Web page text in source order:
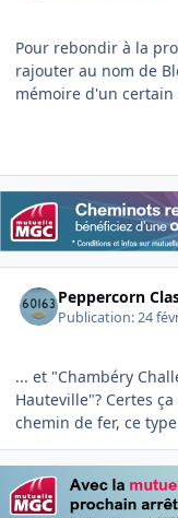
Pour rebondir à la
rajouter au nom de
mémoire d'un certain
Peppercorn
Publication:24
... et "Chambéry
Hauteville"? Certes
chemin de fer, ce